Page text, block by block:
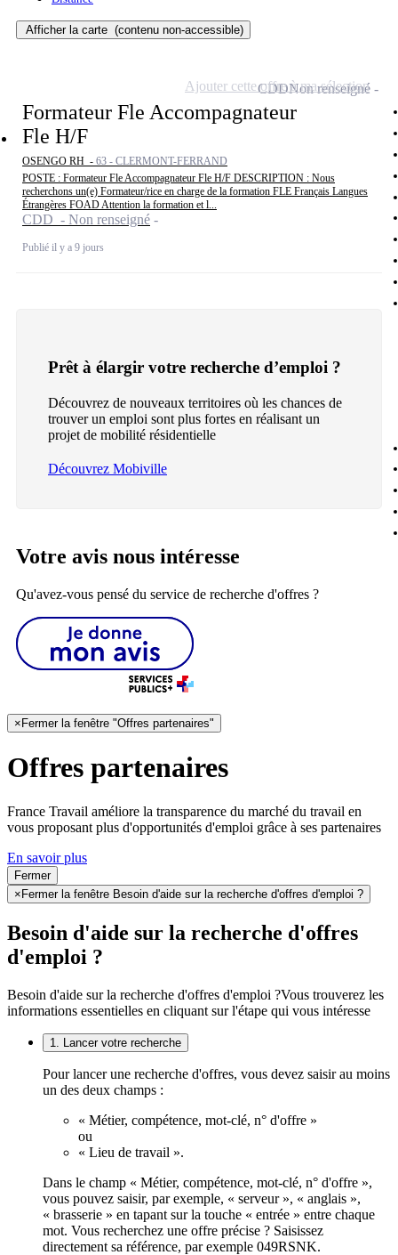
Afficher la carte (contenu non-accessible)
Formateur Fle Accompagnateur
Fle H/F
OSENGO RH - 63 - CLERMONT-FERRAND
POSTE : Formateur Fle Accompagnateur Fle H/F DESCRIPTION : Nous
recherchons un(e) Formateur/rice en charge de la formation FLE Français Langues
Étrangères FOAD Attention la formation et l...
CDD - Non renseigné
Publié il y a 9 jours
CDDNon renseigné
Ajouter cette offre à ma sélection
Prêt à élargir votre recherche d’emploi ?
Découvrez de nouveaux territoires où les chances de
trouver un emploi sont plus fortes en réalisant un
projet de mobilité résidentielle
Découvrez Mobiville
Votre avis nous intéresse
Qu'avez-vous pensé du service de recherche d'offres ?
× Fermer la fenêtre "Offres partenaires"
Offres partenaires
France Travail améliore la transparence du marché du travail en
vous proposant plus d'opportunités d'emploi grâce à ses partenaires
En savoir plus
Fermer
× Fermer la fenêtre Besoin d'aide sur la recherche d'offres d'emploi ?
Besoin d'aide sur la recherche d'offres
d'emploi ?
Besoin d'aide sur la recherche d'offres d'emploi ?Vous trouverez les
informations essentielles en cliquant sur l'étape qui vous intéresse
1. Lancer votre recherche
Pour lancer une recherche d'offres, vous devez saisir au moins
un des deux champs :
« Métier, compétence, mot-clé, n° d'offre »
ou
« Lieu de travail ».
Dans le champ « Métier, compétence, mot-clé, n° d'offre »,
vous pouvez saisir, par exemple, « serveur », « anglais »,
« brasserie » en tapant sur la touche « entrée » entre chaque
mot. Vous recherchez une offre précise ? Saisissez
directement sa référence, par exemple 049RSNK.